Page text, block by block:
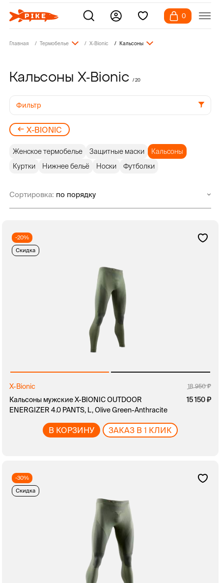
0
Главная Термобелье X-Bionic Кальсоны
Кальсоны X-Bionic / 20
Фильтр
X-BIONIC
Женское термобелье Защитные маски
Кальсоны
Куртки
Нижнее бельё Носки Футболки
Сортировка:
-20%
Скидка
X-Bionic 18 950
Кальсоны мужские X-BIONIC OUTDOOR
ENERGIZER 4.0 PANTS, L, Olive Green-Anthracite
15 150
В КОРЗИНУ ЗАКАЗ В 1 КЛИК
-30%
Скидка